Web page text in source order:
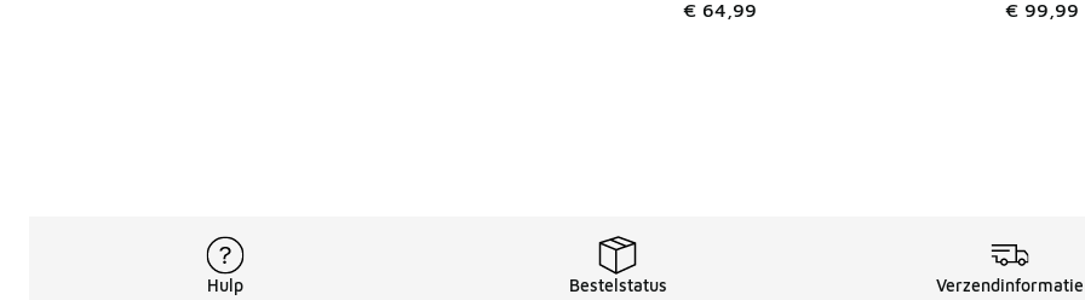
€ 64,99 € 99,99
Hulp Bestelstatus Verzendinformatie